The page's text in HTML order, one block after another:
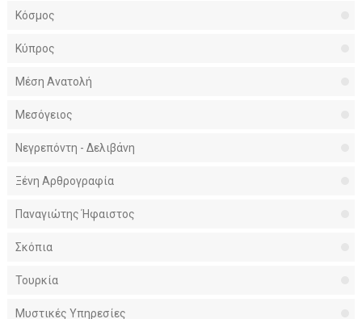
Κόσμος
Κύπρος
Μέση Ανατολή
Μεσόγειος
Νεγρεπόντη - Δελιβάνη
Ξένη Αρθρογραφία
Παναγιώτης Ήφαιστος
Σκόπια
Τουρκία
Μυστικές Υπηρεσίες